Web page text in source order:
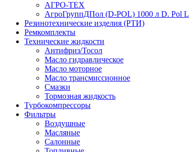
АГРО-ТЕХ
АгроГруппДПол (D-POL) 1000 л D. Pol L
Резинотехнические изделия (РТИ)
Ремкомплекты
Технические жидкости
Антифриз/Тосол
Масло гидравлическое
Масло моторное
Масло трансмиссионное
Смазки
Тормозная жидкость
Турбокомпрессоры
Фильтры
Воздушные
Масляные
Салонные